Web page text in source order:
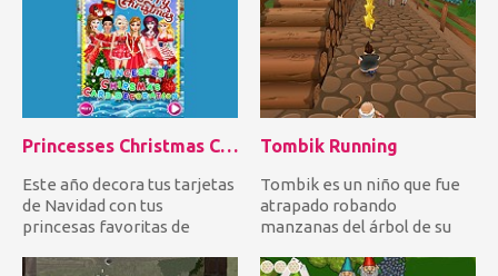
Princesses Christmas Card Decoration
Este año decora tus tarjetas
de Navidad con tus
princesas favoritas de
Tombik Running
Tombik es un niño que fue
atrapado robando
manzanas del árbol de su
salta...